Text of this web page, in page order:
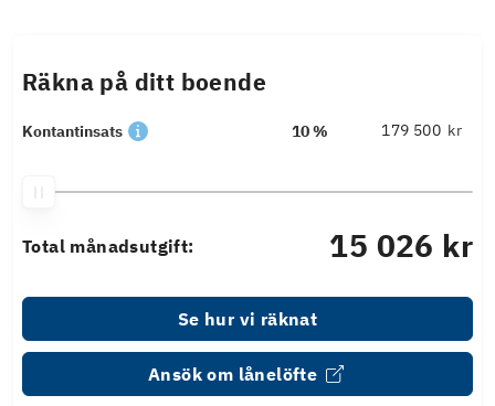
Räkna på ditt boende
Kontantinsats 10 % kr
Total månadsutgift: 15 026 kr
Se hur vi räknat
Ansök om lånelöfte